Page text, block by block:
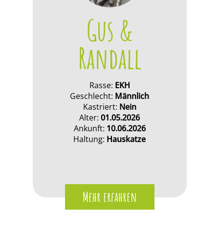
Gus &
Randall
Rasse: EKH
Geschlecht: Männlich
Kastriert: Nein
Alter: 01.05.2026
Ankunft: 10.06.2026
Haltung: Hauskatze
Mehr erfahren